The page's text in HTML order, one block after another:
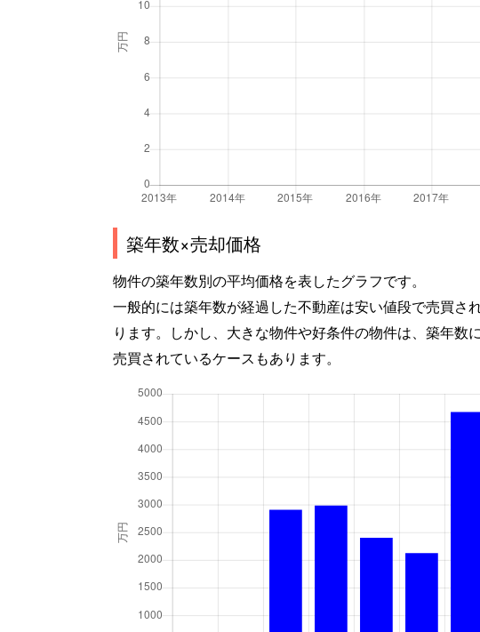
築年数×売却価格
物件の築年数別の平均価格を表したグラフです。
一般的には築年数が経過した不動産は安い値段で売買さ
ります。しかし、大きな物件や好条件の物件は、築年数
売買されているケースもあります。